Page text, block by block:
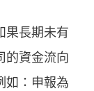
果長期未有
的資金流向
如：申報為